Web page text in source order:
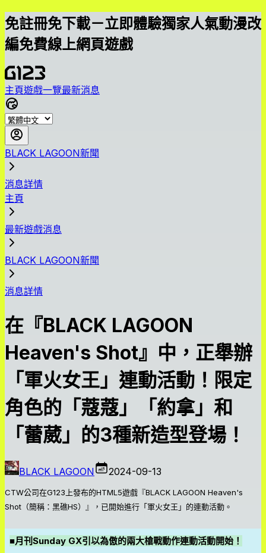
免註冊免下載－立即體驗獨家人氣動漫改
編免費線上網頁遊戲
主頁遊戲一覽最新消息
BLACK LAGOON新聞
消息詳情
主頁
最新遊戲消息
BLACK LAGOON新聞
消息詳情
在『BLACK LAGOON
Heaven's Shot』中，正舉辦
「軍火女王」連動活動！限定
角色的「蔻蔻」「約拿」和
「蕾葳」的3種新造型登場！
BLACK LAGOON 2024-09-13
CTW公司在G123上發布的HTML5遊戲『BLACK LAGOON Heaven's
Shot（簡稱：黑礁HS）』，已開始進行「軍火女王」的連動活動。
■月刊Sunday GX引以為傲的兩大槍戰動作連動活動開始！